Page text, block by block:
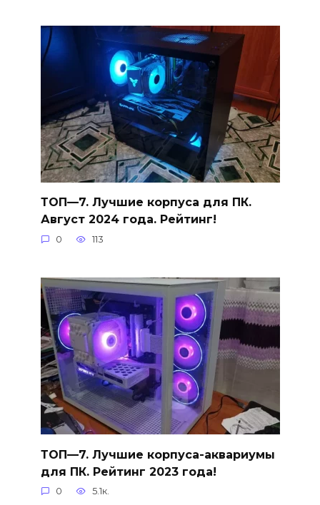
ТОП—7. Лучшие корпуса для ПК.
Август 2024 года. Рейтинг!
0 113
ТОП—7. Лучшие корпуса-аквариумы
для ПК. Рейтинг 2023 года!
0 5.1к.